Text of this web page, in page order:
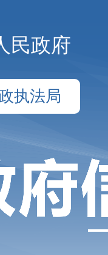
民政府
执法局